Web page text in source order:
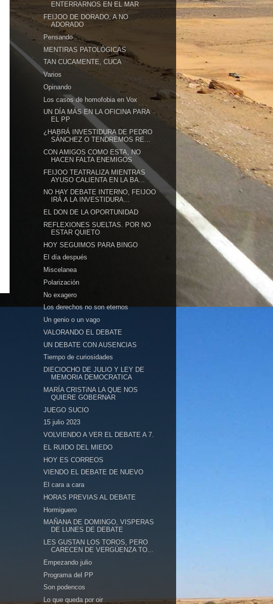
ENTERRARNOS EN EL MAR
FEIJOO DE DORADO, A NO
ADORADO
Pensando
MENTIRAS PATOLÓGICAS
TAN CUCAMENTE, CUCA
Varios
Opinando
Los casos de homofobia en Vox
UN DÍA MÁS EN LA OFICINA PARA
EL PP
¿HABRÁ INVESTIDURA DE PEDRO
SÁNCHEZ O TENDREMOS RE...
CON AMIGOS COMO ESTA, NO
HACEN FALTA ENEMIGOS
FEIJOO TEATRALIZA MIENTRAS
AYUSO CALIENTA EN LA BA...
NO HAY DEBATE INTERNO, FEIJOO
IRÁ A LA INVESTIDURA...
EL DON DE LA OPORTUNIDAD
REFLEXIONES SUELTAS. POR NO
ESTAR QUIETO
HOY SEGUIMOS PARA BINGO
El día después
Miscelanea
Polarización
No exagero
Los derechos no son eternos
Un genio o un vago
VALORANDO EL DEBATE
UN DEBATE CON AUSENCIAS
Tiempo de curiosidades
DIECIOCHO DE JULIO Y LEY DE
MEMORIA DEMOCRATICA
MARÍA CRISTiNA LA QUE NOS
QUIERE GOBERNAR
JUEGO SUCIO
15 julio 2023
VOLVIENDO A VER EL DEBATE A 7.
EL RUIDO DEL MIEDO
HOY ES CORREOS
VIENDO EL DEBATE DE NUEVO
El cara a cara
HORAS PREVIAS AL DEBATE
Hormiguero
MAÑANA DE DOMINGO, VISPERAS
DE LUNES DE DEBATE
LES GUSTAN LOS TOROS, PERO
CARECEN DE VERGÜENZA TO...
Empezando julio
Programa del PP
Son podencos
Lo que queda por oir